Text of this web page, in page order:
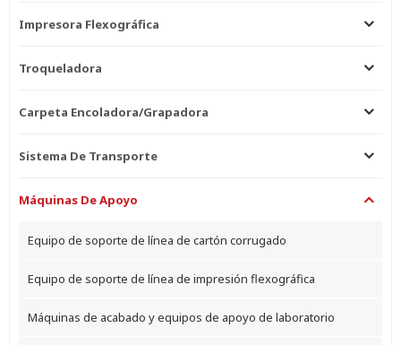
Impresora Flexográfica
Troqueladora
Carpeta Encoladora/grapadora
Sistema De Transporte
Máquinas De Apoyo
Equipo de soporte de línea de cartón corrugado
Equipo de soporte de línea de impresión flexográfica
Máquinas de acabado y equipos de apoyo de laboratorio